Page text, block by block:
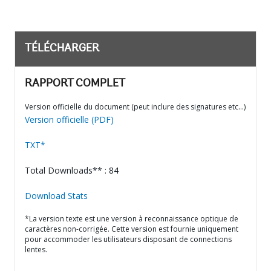
TÉLÉCHARGER
RAPPORT COMPLET
Version officielle du document (peut inclure des signatures etc…)
Version officielle (PDF)
TXT*
Total Downloads** : 84
Download Stats
*La version texte est une version à reconnaissance optique de
caractères non-corrigée. Cette version est fournie uniquement
pour accommoder les utilisateurs disposant de connections
lentes.